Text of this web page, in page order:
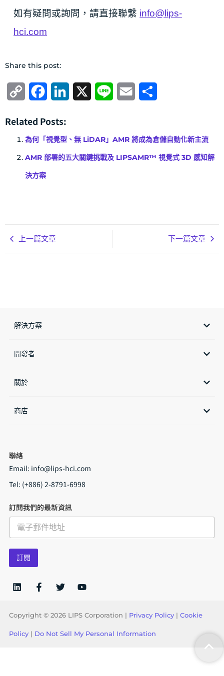
如有疑問或詢問，請直接聯繫 info@lips-
hci.com
Share this post:
Copy
FacebookLinkedIn Line Email
Related Posts:
為何「視覺型、無 LiDAR」AMR 將成為倉儲自動化新主流
AMR 部署的五大關鍵挑戰及 LIPSAMR™ 視覺式 3D 感知解
決方案
上一篇文章 下一篇文章
解決方案
開發者
關於
商店​
聯絡
Email: info@lips-hci.com
Tel: (+886) 2-8791-6998
訂閱我們的最新資訊
E
a
i
*
訂閱
Copyright © 2026 LIPS Corporation | Privacy Policy| Cookie
Policy| Do Not Sell My Personal Information